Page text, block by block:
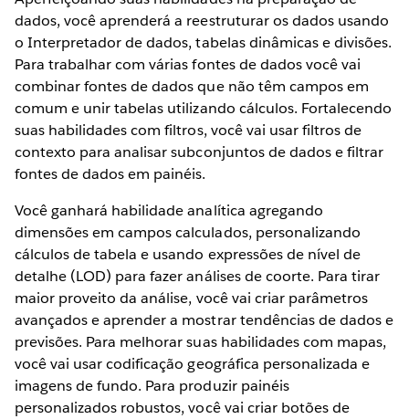
dados, você aprenderá a reestruturar os dados usando
o Interpretador de dados, tabelas dinâmicas e divisões.
Para trabalhar com várias fontes de dados você vai
combinar fontes de dados que não têm campos em
comum e unir tabelas utilizando cálculos. Fortalecendo
suas habilidades com filtros, você vai usar filtros de
contexto para analisar subconjuntos de dados e filtrar
fontes de dados em painéis.
Você ganhará habilidade analítica agregando
dimensões em campos calculados, personalizando
cálculos de tabela e usando expressões de nível de
detalhe (LOD) para fazer análises de coorte. Para tirar
maior proveito da análise, você vai criar parâmetros
avançados e aprender a mostrar tendências de dados e
previsões. Para melhorar suas habilidades com mapas,
você vai usar codificação geográfica personalizada e
imagens de fundo. Para produzir painéis
personalizados robustos, você vai criar botões de